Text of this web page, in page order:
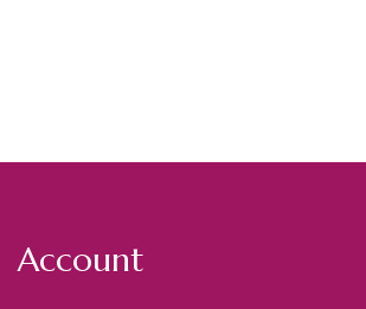
Account